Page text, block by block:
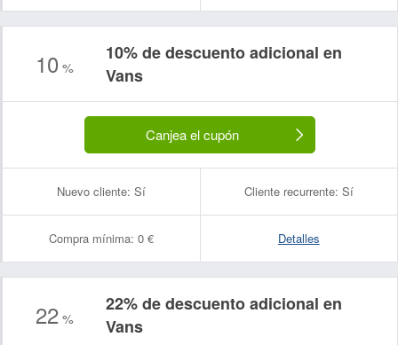
10 %
10% de descuento adicional en
Vans
Canjea el cupón
Nuevo cliente: Sí Cliente recurrente: Sí
Compra mínima: 0 € Detalles
22 %
22% de descuento adicional en
Vans